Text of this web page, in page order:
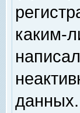
каким-
данных.